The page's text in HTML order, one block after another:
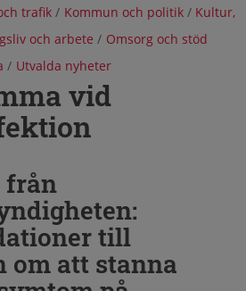
trafik/ Kommun och politik/ Kultur,
och arbete / Omsorg och stöd
/ Utvalda nyheter
vid
från
till
om att stanna